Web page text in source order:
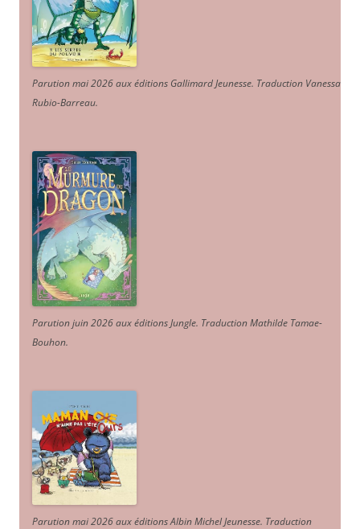
Parution mai 2026 aux éditions Gallimard Jeunesse. Traduction Vanessa
Rubio-Barreau.
Parution juin 2026 aux éditions Jungle. Traduction Mathilde Tamae-
Bouhon.
Parution mai 2026 aux éditions Albin Michel Jeunesse. Traduction